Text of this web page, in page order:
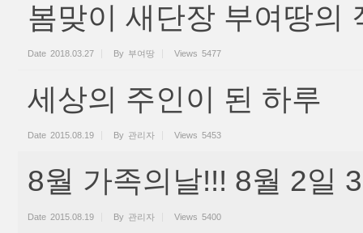
봄맞이 새단장 부여땅의
Date 2018.03.27 By 부여땅 Views 5477
세상의 주인이 된 하루
Date 2015.08.19 By 관리자 Views 5453
8월 가족의날!!! 8월 2일
Date 2015.08.19 By 관리자 Views 5400